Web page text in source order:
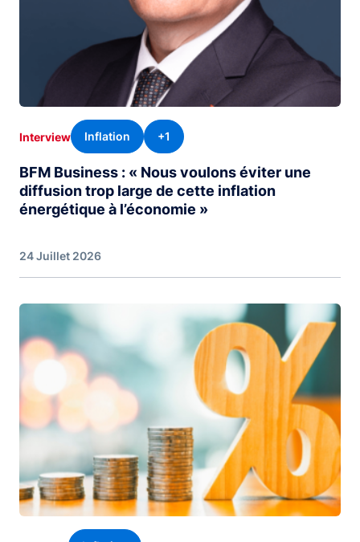
Interview Inflation +1
BFM Business : « Nous voulons éviter une
diffusion trop large de cette inflation
énergétique à l’économie »
24 Juillet 2026
Image